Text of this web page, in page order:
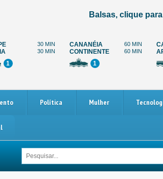
Balsas, clique
30 MIN
30 MIN
1
CANANÉIA 60 MIN
CONTINENTE 60 MIN
1
Política Mulher
após ser arrastada por carro Paralisação